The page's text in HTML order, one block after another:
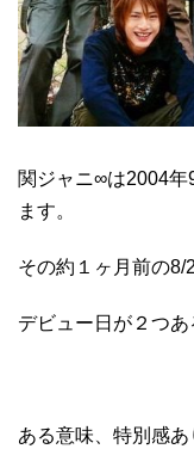
関ジャニ∞は2004年
ます。
その約１ヶ月前の8/
デビュー日が２つ
ある意味、特別感あ